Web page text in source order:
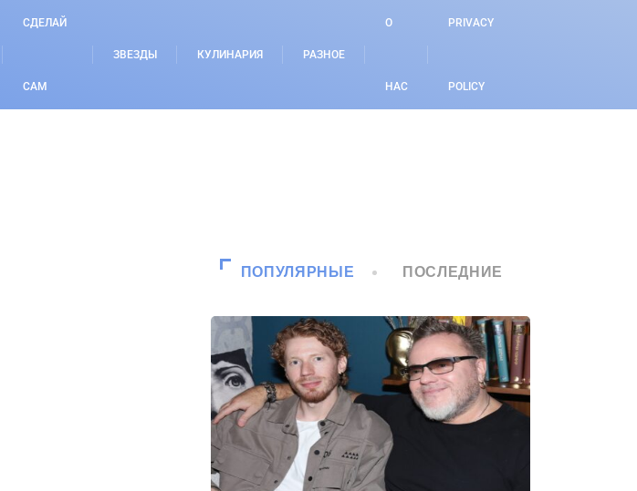
СДЕЛАЙ
САМ
ЗВЕЗДЫ КУЛИНАРИЯ РАЗНОЕ
О
НАС
PRIVACY
POLICY
ПОПУЛЯРНЫЕ ПОСЛЕДНИЕ